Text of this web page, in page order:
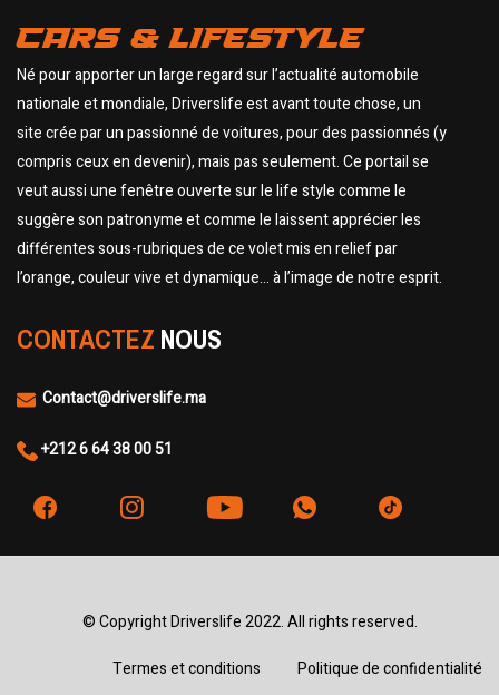
CARS & LIFESTYLE
Né pour apporter un large regard sur l’actualité automobile
nationale et mondiale, Driverslife est avant toute chose, un
site crée par un passionné de voitures, pour des passionnés (y
compris ceux en devenir), mais pas seulement. Ce portail se
veut aussi une fenêtre ouverte sur le life style comme le
suggère son patronyme et comme le laissent apprécier les
différentes sous-rubriques de ce volet mis en relief par
l’orange, couleur vive et dynamique… à l’image de notre esprit.
CONTACTEZ NOUS
Contact@driverslife.ma
+212 6 64 38 00 51
© Copyright Driverslife 2022. All rights reserved.
Termes et conditions
Politique de confidentialité